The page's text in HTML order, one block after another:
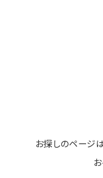
お探しのページ